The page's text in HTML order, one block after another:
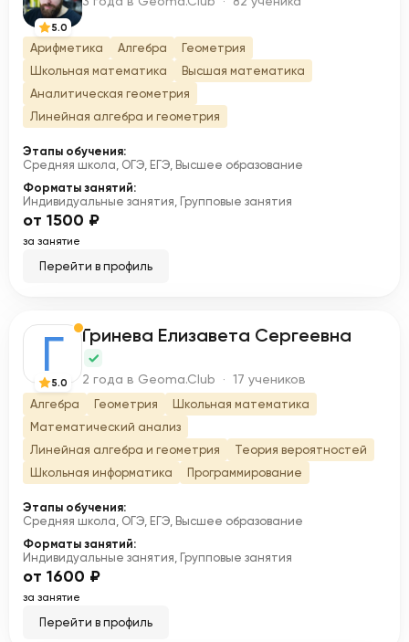
5.0
Арифметика Алгебра
Геометрия
Школьная математика
Высшая математика
Аналитическая геометрия
Линейная алгебра и геометрия
Этапы обучения:
Средняя школа, ОГЭ, ЕГЭ, Высшее образование
Форматы занятий:
Индивидуальные занятия, Групповые занятия
от 1500 ₽
за занятие
Перейти в профиль
Г
5.0
Гринева Елизавета Сергеевна
2 года в Geoma.Club · 17 учеников
Алгебра Геометрия
Школьная математика
Математический анализ
Линейная алгебра и геометрия
Теория вероятностей
Школьная информатика
Программирование
Этапы обучения:
Средняя школа, ОГЭ, ЕГЭ, Высшее образование
Форматы занятий:
Индивидуальные занятия, Групповые занятия
от 1600 ₽
за занятие
Перейти в профиль